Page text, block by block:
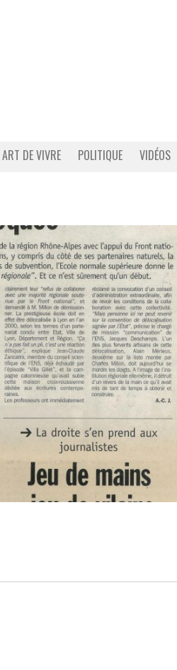
ART DE VIVRE POLITIQUE VIDÉOS